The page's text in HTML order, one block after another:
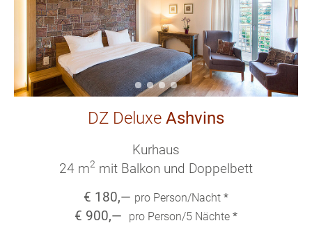
DZ Deluxe Ashvins
Kurhaus
24 m2 mit Balkon und Doppelbett
€ 180,— pro Person/Nacht *
€ 900,— pro Person/5 Nächte *